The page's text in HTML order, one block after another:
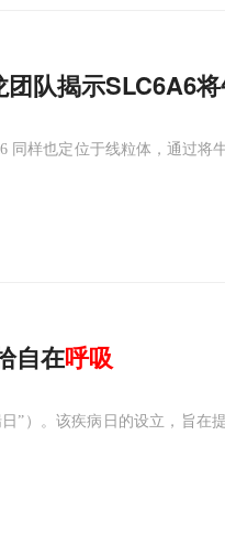
队揭示SLC6A6
同样也定位于线粒体，通过将
自在呼吸
”）。该疾病日的设立，旨在